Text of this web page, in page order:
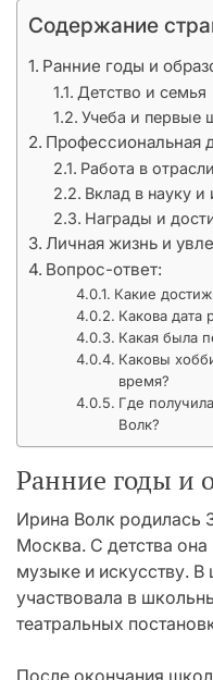
Содержание
Ранние годы и
Детство и семья
Учеба и первые
Профессиональная
Работа в отрасли
Вклад в науку и
Награды и
Личная жизнь и
Вопрос-ответ:
Какие
Какова
Какая была
Каковы
время?
Где
Волк?
Ранние годы и
Ирина Волк родилась
Москва. С детства
музыке и искусству. В
участвовала в
театральных
После окончания